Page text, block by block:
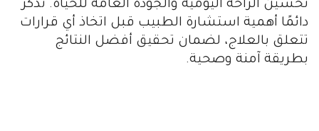
تحسين الراحة اليومية والجودة العامة للحياة. تذكر
دائمًا أهمية استشارة الطبيب قبل اتخاذ أي قرارات
تتعلق بالعلاج، لضمان تحقيق أفضل النتائج
بطريقة آمنة وصحية.